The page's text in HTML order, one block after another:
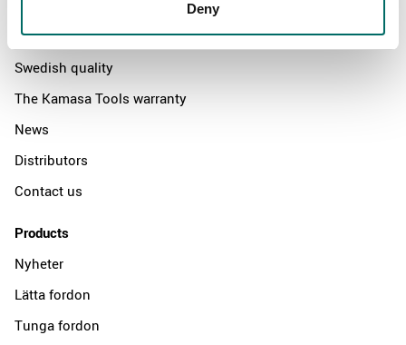
Deny
About
Swedish quality
The Kamasa Tools warranty
News
Distributors
Contact us
Products
Nyheter
Lätta fordon
Tunga fordon